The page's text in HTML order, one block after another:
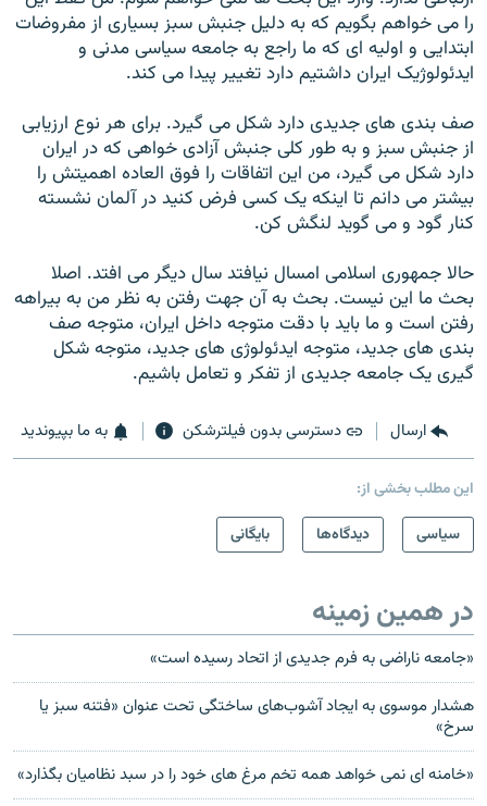
را می خواهم بگويم که به دليل جنبش سبز بسياری از مفروضات
ابتدايی و اوليه ای که ما راجع به جامعه سياسی مدنی و
ايدئولوژيک ايران داشتيم دارد تغيير پيدا می کند.
صف بندی های جديدی دارد شکل می گيرد. برای هر نوع ارزيابی
از جنبش سبز و به طور کلی جنبش آزادی خواهی که در ايران
دارد شکل می گيرد، من اين اتفاقات را فوق العاده اهميتش را
بيشتر می دانم تا اينکه يک کسی فرض کنيد در آلمان نشسته
کنار گود و می گوید لنگش کن.
حالا جمهوری اسلامی امسال نيافتد سال ديگر می افتد. اصلا
بحث ما اين نيست. بحث به آن جهت رفتن به نظر من به بيراهه
رفتن است و ما بايد با دقت متوجه داخل ايران، متوجه صف
بندی های جديد، متوجه ايدئولوژی های جديد، متوجه شکل
گيری يک جامعه جديدی از تفکر و تعامل باشيم.
ارسال دسترسی بدون فیلترشکن به ما بپیوندید
این مطلب بخشی از:
سیاسی
دیدگاه‌ها بایگانی
در همین زمینه
«جامعه ناراضی به فرم جديدی از اتحاد رسیده است»
هشدار موسوی به ايجاد آشوب‌های ساختگی تحت عنوان «فتنه سبز يا
سرخ»
«خامنه ای نمی خواهد همه تخم مرغ های خود را در سبد نظاميان بگذارد»